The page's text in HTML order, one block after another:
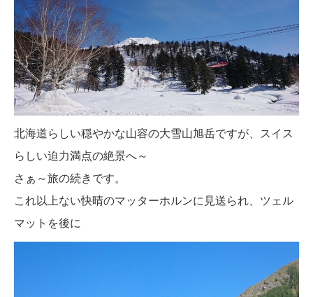
北海道らしい穏やかな山容の大雪山旭岳ですが、スイス
らしい迫力満点の絶景へ～
さぁ～旅の続きです。
これ以上ない快晴のマッターホルンに見送られ、ツェル
マットを後に